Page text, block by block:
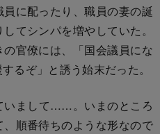
に配ったり、職員の妻の誕
てシンパを増やしていた。
官僚には、「国会議員にな
るぞ」と誘う始末だった。
いまして……。いまのところ
順番待ちのような形なので